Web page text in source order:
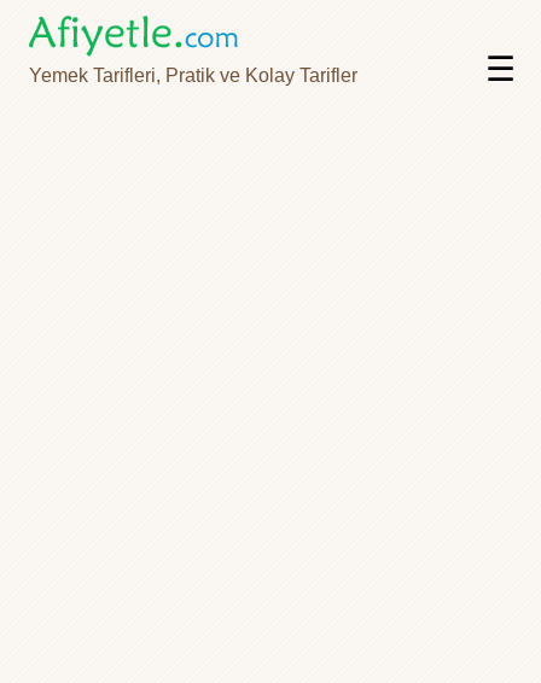
Yemek Tarifleri, Pratik ve Kolay Tarifler ☰